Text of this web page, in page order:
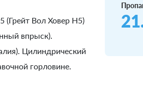
(Грейт Вол Ховер Н5)
впрыск).
Цилиндрический
горловине.